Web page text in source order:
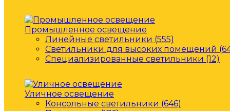
Промышленное освещение
Линейные светильники (555)
Светильники для высоких помещений
Специализированные светильники (12)
Уличное освещение
Консольные светильники (646)